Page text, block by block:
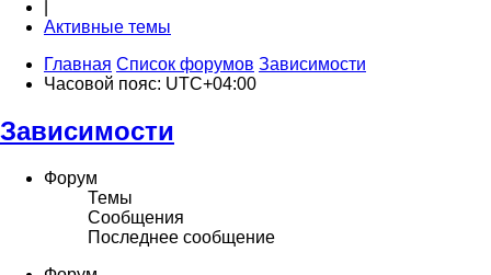
Активные темы
Главная Список форумов Зависимости
Часовой пояс: UTC+04:00
Зависимости
Форум
Темы
Сообщения
Последнее сообщение